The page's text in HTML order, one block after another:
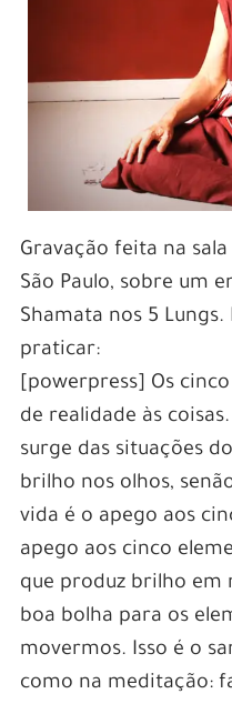
Gravação feita na
São Paulo, sobre um
Shamata nos 5
praticar:
[powerpress] Os
de realidade às
surge das situações
brilho nos olhos,
vida é o apego aos
apego aos cinco
que produz brilho em
boa bolha para os
movermos. Isso é o
como na meditação: